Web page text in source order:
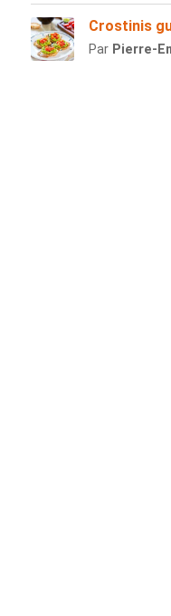
Crostinis
Par Pierre-